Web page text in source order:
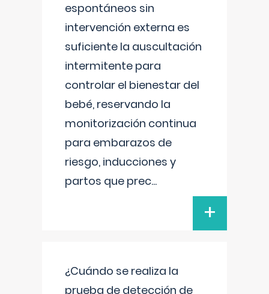
espontáneos sin
intervención externa es
suficiente la auscultación
intermitente para
controlar el bienestar del
bebé, reservando la
monitorización continua
para embarazos de
riesgo, inducciones y
partos que prec...
+
¿Cuándo se realiza la
prueba de detección de